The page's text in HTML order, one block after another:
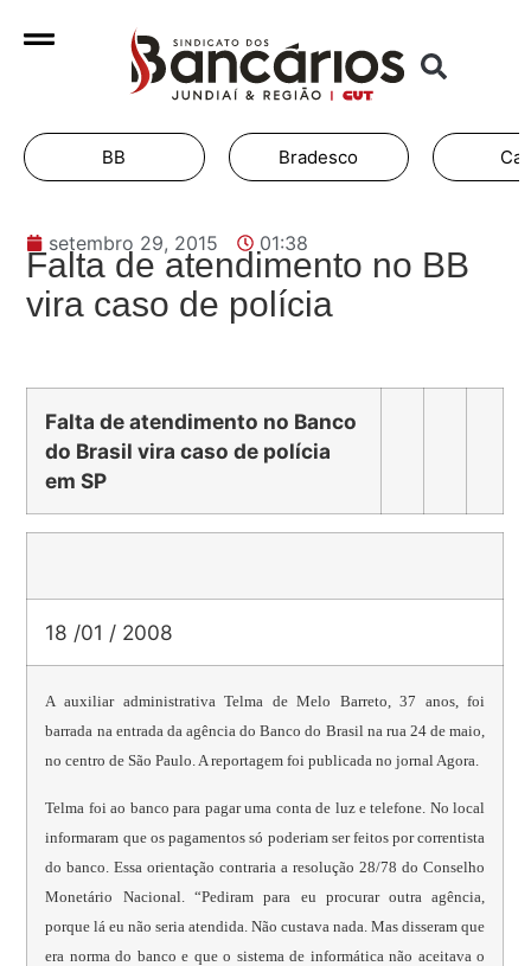
BB Bradesco
setembro 29, 2015 01:38
Falta de atendimento no BB
vira caso de polícia
Falta de atendimento no Banco
do Brasil vira caso de polícia
em SP
18 /01 / 2008
A auxiliar administrativa Telma de Melo Barreto, 37 anos, foi
barrada na entrada da agência do Banco do Brasil na rua 24 de maio,
no centro de São Paulo. A reportagem foi publicada no jornal Agora.
Telma foi ao banco para pagar uma conta de luz e telefone. No local
informaram que os pagamentos só poderiam ser feitos por correntista
do banco. Essa orientação contraria a resolução 28/78 do Conselho
Monetário Nacional. “Pediram para eu procurar outra agência,
porque lá eu não seria atendida. Não custava nada. Mas disseram que
era norma do banco e que o sistema de informática não aceitava o